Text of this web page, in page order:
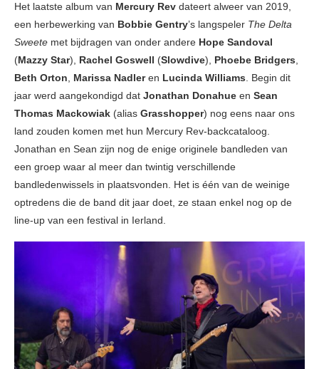
Het laatste album van Mercury Rev dateert alweer van 2019,
een herbewerking van Bobbie Gentry’s langspeler The Delta
Sweete met bijdragen van onder andere Hope Sandoval
(Mazzy Star), Rachel Goswell (Slowdive), Phoebe Bridgers,
Beth Orton, Marissa Nadleren Lucinda Williams. Begin dit
jaar werd aangekondigd dat Jonathan Donahue en Sean
Thomas Mackowiak (alias Grasshopper) nog eens naar ons
land zouden komen met hun Mercury Rev-backcataloog.
Jonathan en Sean zijn nog de enige originele bandleden van
een groep waar al meer dan twintig verschillende
bandledenwissels in plaatsvonden. Het is één van de weinige
optredens die de band dit jaar doet, ze staan enkel nog op de
line-up van een festival in Ierland.